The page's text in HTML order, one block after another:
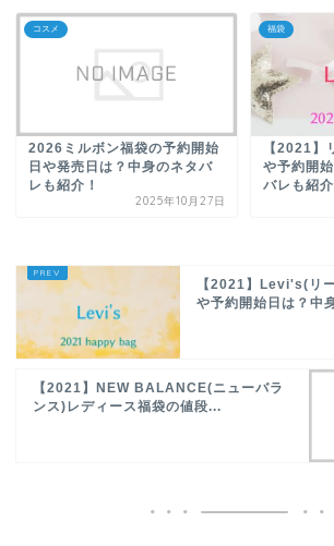
コスメ
2026ミルボン福袋の予約開始
日や発売日は？中身のネタバ
レも紹介！
2025年10月27日
福袋
【2021】
や予約開
バレも紹介
【2021】Levi's(リ
や予約開始日は？中
【2021】NEW BALANCE(ニューバラ
ンス)レディース福袋の値段...